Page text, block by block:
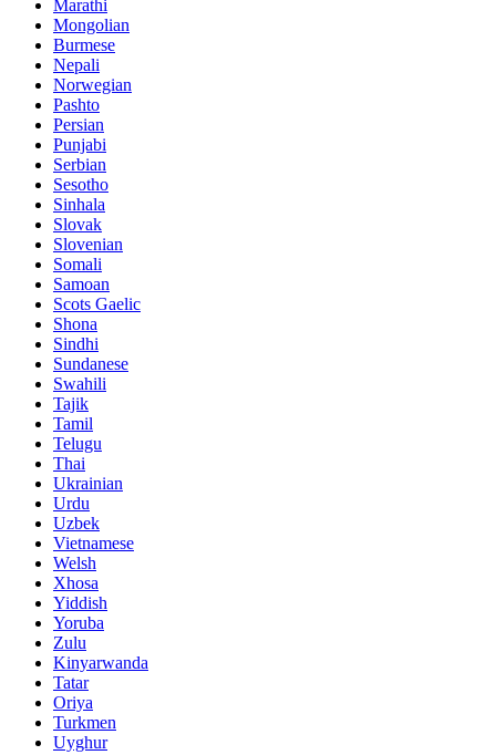
Marathi
Mongolian
Burmese
Nepali
Norwegian
Pashto
Persian
Punjabi
Serbian
Sesotho
Sinhala
Slovak
Slovenian
Somali
Samoan
Scots Gaelic
Shona
Sindhi
Sundanese
Swahili
Tajik
Tamil
Telugu
Thai
Ukrainian
Urdu
Uzbek
Vietnamese
Welsh
Xhosa
Yiddish
Yoruba
Zulu
Kinyarwanda
Tatar
Oriya
Turkmen
Uyghur